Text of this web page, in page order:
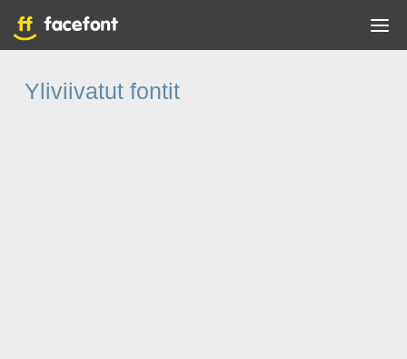
Yliviivatut fontit